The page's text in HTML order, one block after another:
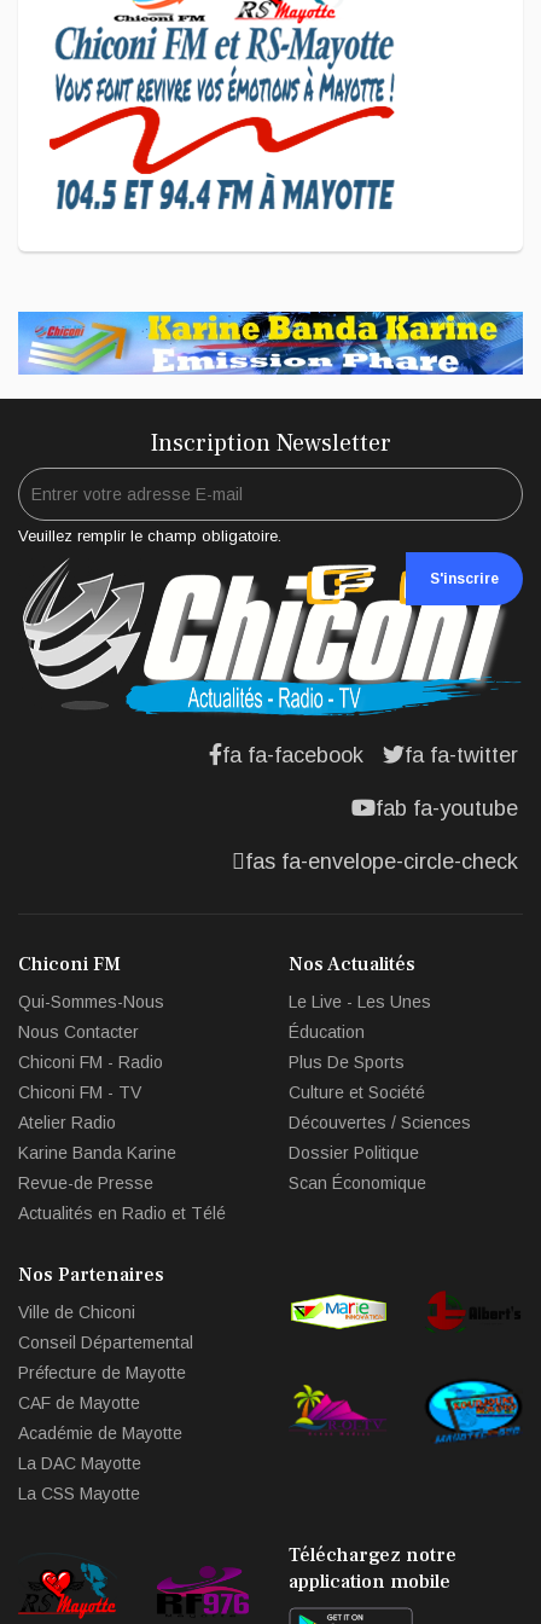
Coup de Pouce a partagé sa
vision d'un entrepreneuriat
CULTURE ET SOCIÉTÉ
L'association Marovoanio et
Reska NI Kalamu pour la
Langue KIBOSI
Inscription Newsletter
Veuillez remplir le champ obligatoire.
S'inscrire
fa fa-facebook fa fa-twitter
fab fa-youtube
fas fa-envelope-circle-check
Chiconi FM
Qui-Sommes-Nous
Nous Contacter
Chiconi FM - Radio
Chiconi FM - TV
Atelier Radio
Karine Banda Karine
Revue-de Presse
Actualités en Radio et Télé
Nos Actualités
Le Live - Les Unes
Éducation
Plus De Sports
Culture et Société
Découvertes / Sciences
Dossier Politique
Scan Économique
Nos Partenaires
Ville de Chiconi
Conseil Départemental
Préfecture de Mayotte
CAF de Mayotte
Académie de Mayotte
La DAC Mayotte
La CSS Mayotte
Téléchargez notre
application mobile